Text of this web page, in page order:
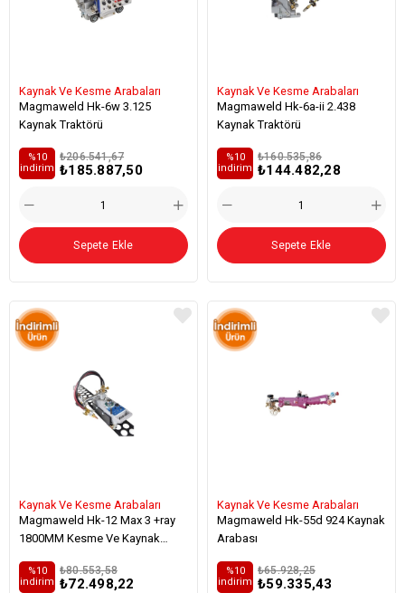
Kaynak Ve Kesme Arabaları
Magmaweld Hk-6w 3.125
Kaynak Traktörü
₺185.887,50
₺206.541,67
%10
i̇ndirim
Sepete Ekle
Kaynak Ve Kesme Arabaları
Magmaweld Hk-6a-ii 2.438
Kaynak Traktörü
₺144.482,28
₺160.535,86
%10
i̇ndirim
Sepete Ekle
Kaynak Ve Kesme Arabaları
Magmaweld Hk-12 Max 3 +ray
1800MM Kesme Ve Kaynak
₺72.498,22
₺80.553,58
%10
i̇ndirim
Kaynak Ve Kesme Arabaları
Magmaweld Hk-55d 924 Kaynak
Arabası
₺59.335,43
₺65.928,25
%10
i̇ndirim